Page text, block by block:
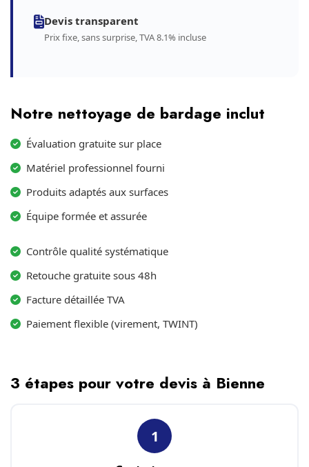
Devis transparent
Prix fixe, sans surprise, TVA 8.1% incluse
Notre nettoyage de bardage inclut
Évaluation gratuite sur place
Matériel professionnel fourni
Produits adaptés aux surfaces
Équipe formée et assurée
Contrôle qualité systématique
Retouche gratuite sous 48h
Facture détaillée TVA
Paiement flexible (virement, TWINT)
3 étapes pour votre devis à Bienne
1